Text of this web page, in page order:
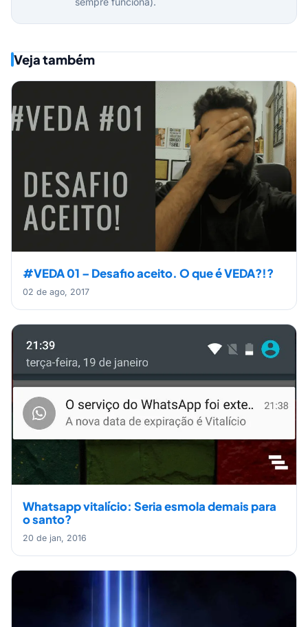
Veja também
#VEDA 01 – Desafio aceito. O que é VEDA?!?
02 de ago, 2017
Whatsapp vitalício: Seria esmola demais para
o santo?
20 de jan, 2016